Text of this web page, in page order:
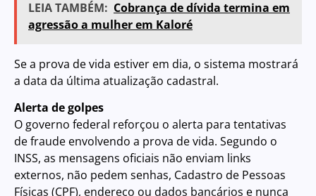
LEIA TAMBÉM: Cobrança de dívida termina em
agressão a mulher em Kaloré
Se a prova de vida estiver em dia, o sistema mostrará
a data da última atualização cadastral.
Alerta de golpes
O governo federal reforçou o alerta para tentativas
de fraude envolvendo a prova de vida. Segundo o
INSS, as mensagens oficiais não enviam links
externos, não pedem senhas, Cadastro de Pessoas
Físicas (CPF), endereço ou dados bancários e nunca